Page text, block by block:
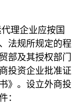
理企业应按国
法规所规定的程
部及其授权部门
投资企业批准证
》。设立外商投
：